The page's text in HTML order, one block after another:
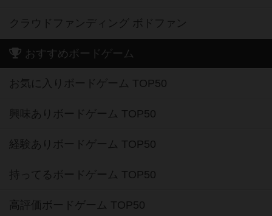
クラウドファンディング ボドファン
おすすめボードゲーム
お気に入りボードゲーム TOP50
興味ありボードゲーム TOP50
経験ありボードゲーム TOP50
持ってるボードゲーム TOP50
高評価ボードゲーム TOP50